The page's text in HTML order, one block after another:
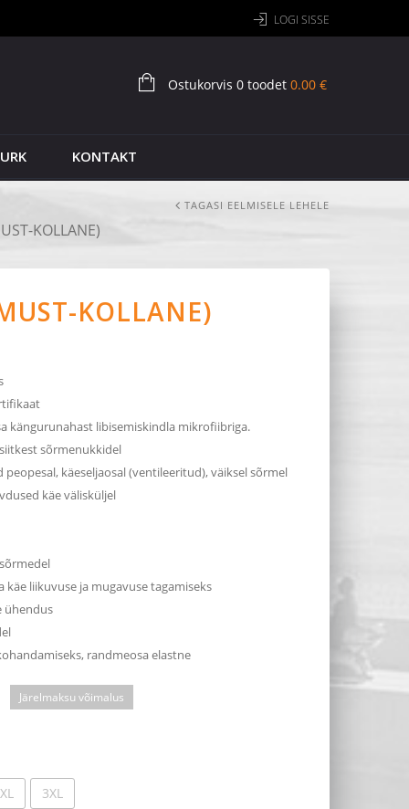
LOGI SISSE
Ostukorvis 0 toodet 0.00 €
KONTAKT
KOLLANE)
TAGASI EELMISELE LEHELE
KOLLANE)
kängurunahast libisemiskindla mikrofiibriga.
sõrmenukkidel
käeseljaosal (ventileeritud), väiksel sõrmel
käe välisküljel
liikuvuse ja mugavuse tagamiseks
ühendus
randmeosa elastne
Järelmaksu võimalus
3XL